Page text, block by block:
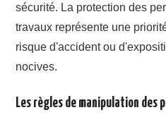
sécurité. La protection des
travaux représente une
risque d'accident ou
nocives.
Les règles de manipulation des